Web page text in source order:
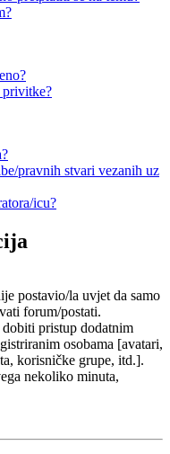
privitke?
pravnih stvari vezanih uz
icu?
postavio/la uvjet da samo
forum/postati.
pristup dodatnim
osobama [avatari,
korisničke grupe, itd.].
nekoliko minuta,